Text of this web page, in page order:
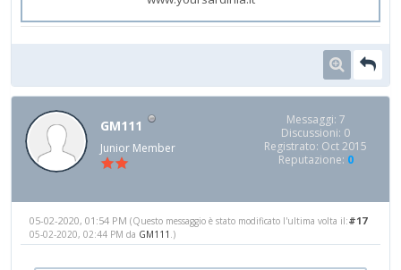
GM111
Junior Member
Messaggi: 7
Discussioni: 0
Registrato: Oct 2015
Reputazione: 0
#17
05-02-2020, 01:54 PM (Questo messaggio è stato modificato l'ultima volta il:
05-02-2020, 02:44 PM da GM111 .)